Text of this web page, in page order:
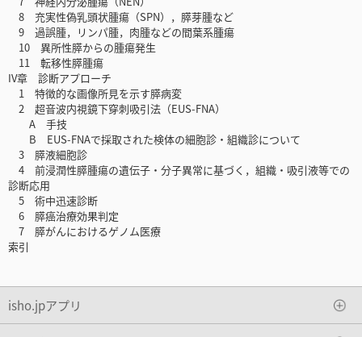
8 充実性偽乳頭状腫瘍（SPN），膵芽腫など
9 過誤腫，リンパ腫，肉腫などの間葉系腫瘍
10 異所性膵からの腫瘍発生
11 転移性膵腫瘍
IV章 診断アプローチ
1 特徴的な画像所見を示す膵病変
2 超音波内視鏡下穿刺吸引法（EUS-FNA）
A 手技
B EUS-FNAで採取された検体の細胞診・組織診について
3 膵液細胞診
4 前浸潤性膵腫瘍の遺伝子・分子異常に基づく，組織・吸引液等での
診断応用
5 術中迅速診断
6 膵癌治療効果判定
7 膵がんにおけるゲノム医療
索引
isho.jpアプリ